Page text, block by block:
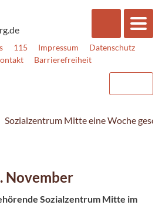
115 Impressum
Datenschutz
Barrierefreiheit
Sozialzentrum Mitte eine Woche
November
Sozialzentrum Mitte im